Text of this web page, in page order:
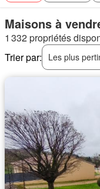
Maisons à
1 332 propriétés
Trier par:
Les plus